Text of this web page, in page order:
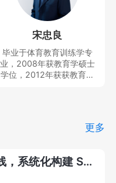
I、SCI等论文10余篇。
宋忠良
毕业于体育教育训练学专
业，2008年获教育学硕士
学位，2012年获获教育学
各类学术论文20余篇；作
学体育学院，专任教师，
更多
青少年科技辅导员课程上线，系统化构建 STEM 专业教学能力